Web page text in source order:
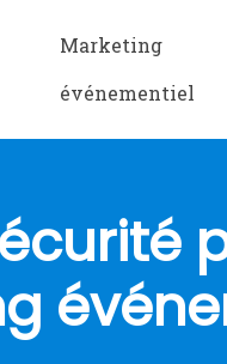
Marketing
événementiel